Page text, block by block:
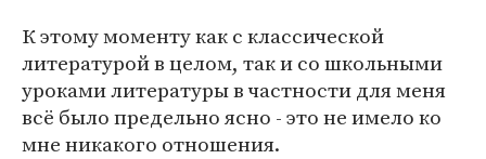
К этому моменту как с классической
литературой в целом, так и со школьными
уроками литературы в частности для меня
всё было предельно ясно - это не имело ко
мне никакого отношения.